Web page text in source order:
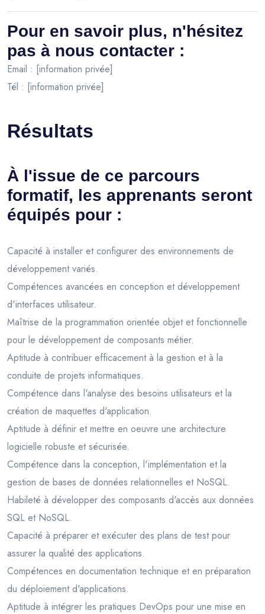
Pour en savoir plus, n'hésitez
pas à nous contacter :
Email : [information privée]
Tél : [information privée]
Résultats
À l'issue de ce parcours
formatif, les apprenants seront
équipés pour :
Capacité à installer et configurer des environnements de
développement variés.
Compétences avancées en conception et développement
d'interfaces utilisateur.
Maîtrise de la programmation orientée objet et fonctionnelle
pour le développement de composants métier.
Aptitude à contribuer efficacement à la gestion et à la
conduite de projets informatiques.
Compétence dans l'analyse des besoins utilisateurs et la
création de maquettes d'application.
Aptitude à définir et mettre en oeuvre une architecture
logicielle robuste et sécurisée.
Compétence dans la conception, l'implémentation et la
gestion de bases de données relationnelles et NoSQL.
Habileté à développer des composants d'accès aux données
SQL et NoSQL.
Capacité à préparer et exécuter des plans de test pour
assurer la qualité des applications.
Compétences en documentation technique et en préparation
du déploiement d'applications.
Aptitude à intégrer les pratiques DevOps pour une mise en